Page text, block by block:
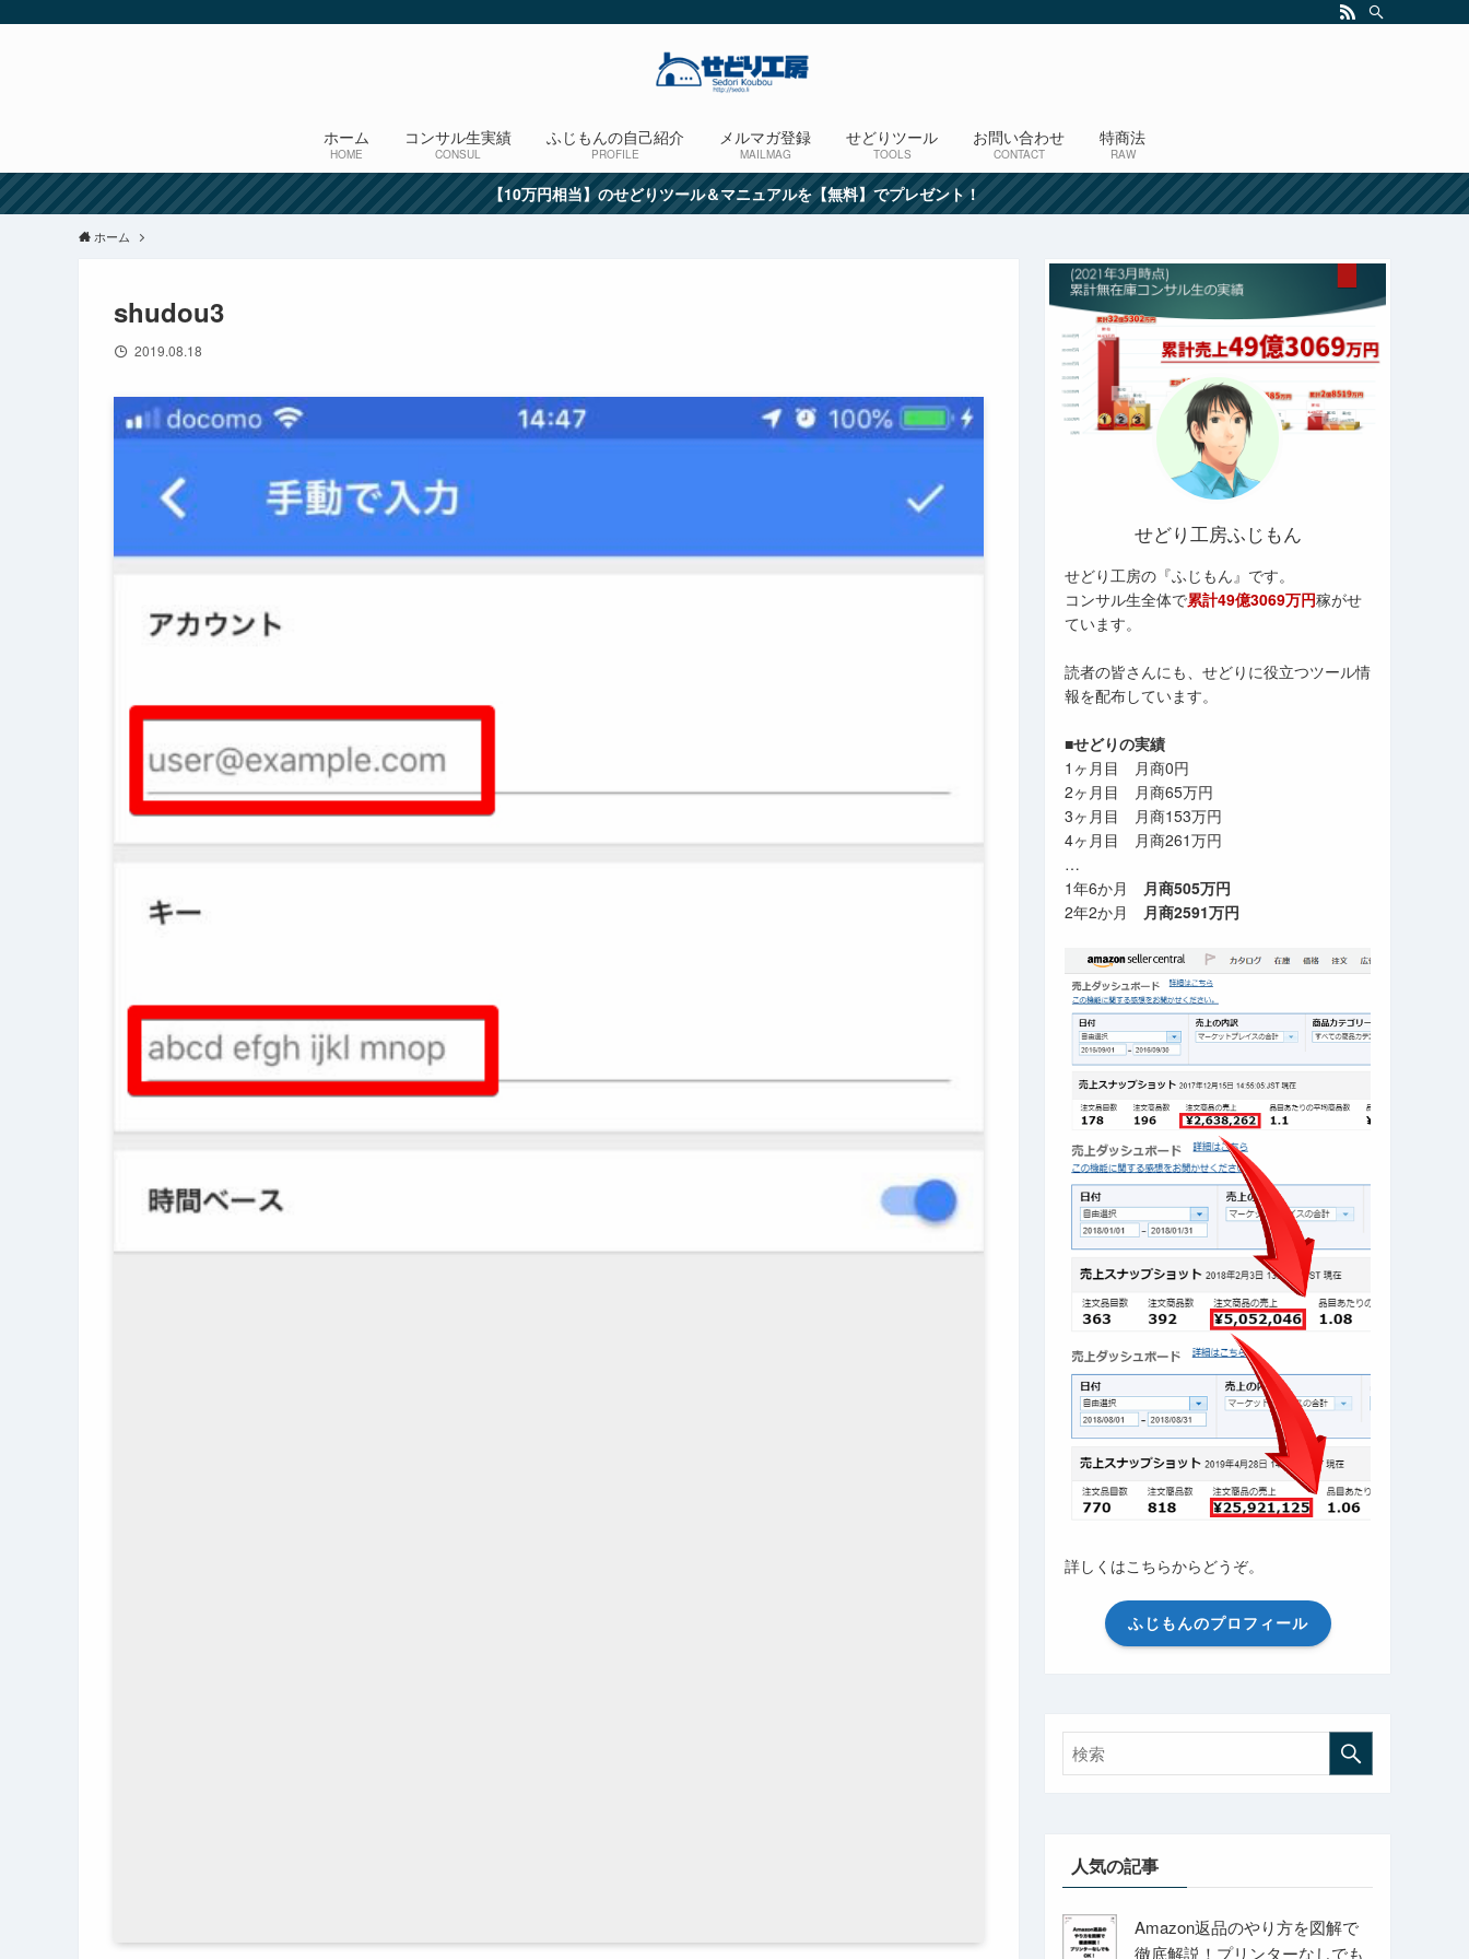
ホーム
HOME
コンサル生実績
CONSUL
ふじもんの自己紹介
PROFILE
メルマガ登録
MAILMAG
せどりツール
TOOLS
お問い合わせ
CONTACT
特商法
RAW
【10万円相当】のせどりツール＆マニュアルを【無料】でプレゼント！
ホーム
shudou3
2019.08.18
せどり工房ふじもん
せどり工房の『ふじもん』です。
コンサル生全体で累計49億3069万円稼がせ
ています。
読者の皆さんにも、せどりに役立つツール情
報を配布しています。
■せどりの実績
1ヶ月目 月商0円
2ヶ月目 月商65万円
3ヶ月目 月商153万円
4ヶ月目 月商261万円
…
1年6か月 月商505万円
2年2か月 月商2591万円
詳しくはこちらからどうぞ。
ふじもんのプロフィール
人気の記事
Amazon返品のやり方を図解で
徹底解説！プリンターなしでも